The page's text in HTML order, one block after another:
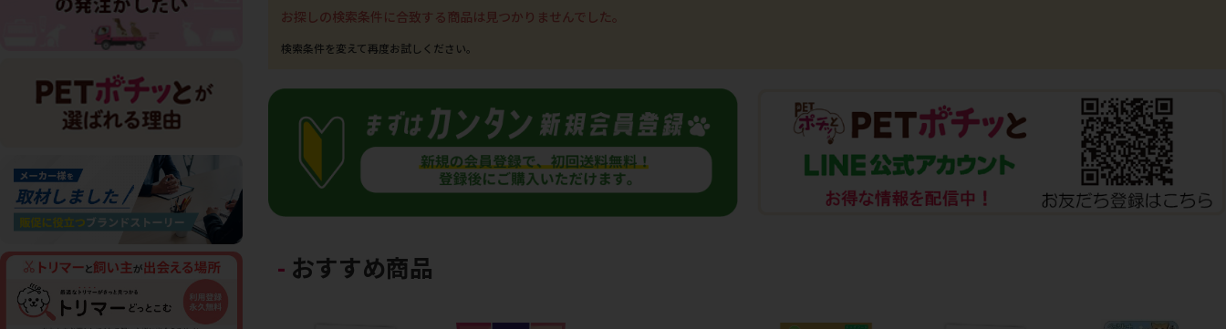
お探しの検索条件に合致する商品は見つかりませんでした。
おすすめ商品